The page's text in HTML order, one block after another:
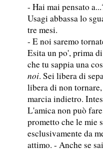
- Hai mai pensato
Usagi abbassa lo
tre mesi.
- E noi saremo
Esita un po', prima
che tu sappia una
noi. Sei libera di
libera di non
marcia indietro.
L'amica non può
prometto che le mie
esclusivamente da
attimo. - Anche se